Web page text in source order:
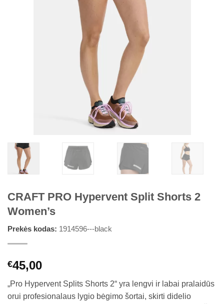
CRAFT PRO Hypervent Split Shorts 2
Women’s
Prekės kodas: 1914596---black
€45,00
„Pro Hypervent Splits Shorts 2“ yra lengvi ir labai pralaidūs
orui profesionalaus lygio bėgimo šortai, skirti didelio